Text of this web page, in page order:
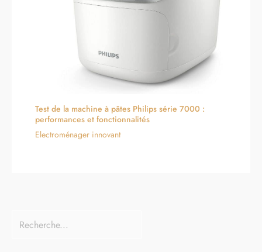
Test de la machine à pâtes Philips série 7000 :
performances et fonctionnalités
Electroménager innovant